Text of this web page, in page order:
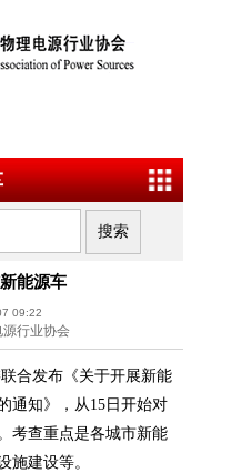
能源车
09:22
行业协会
合发布《关于开展新能
通知》，从15日开始对
考查重点是各城市新能
施建设等。